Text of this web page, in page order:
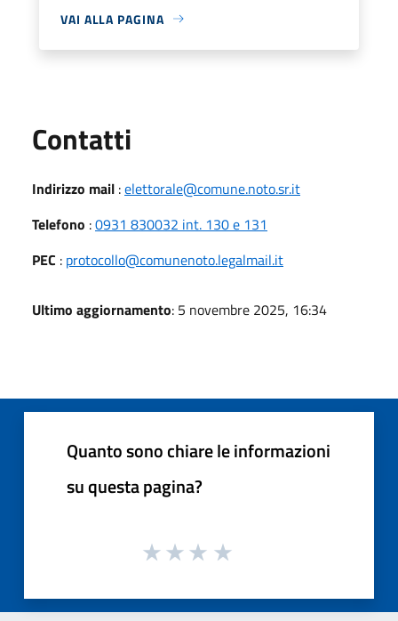
VAI ALLA PAGINA
Contatti
Indirizzo mail :elettorale@comune.noto.sr.it
Telefono :0931 830032 int. 130 e 131
PEC : protocollo@comunenoto.legalmail.it
Ultimo aggiornamento: 5 novembre 2025, 16:34
Quanto sono chiare le informazioni
su questa pagina?